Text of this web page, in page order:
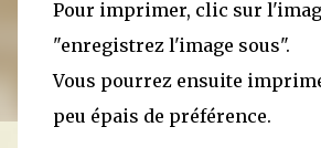
Pour imprimer, clic sur
"enregistrez l'image sous".
Vous pourrez ensuite
peu épais de préférence.